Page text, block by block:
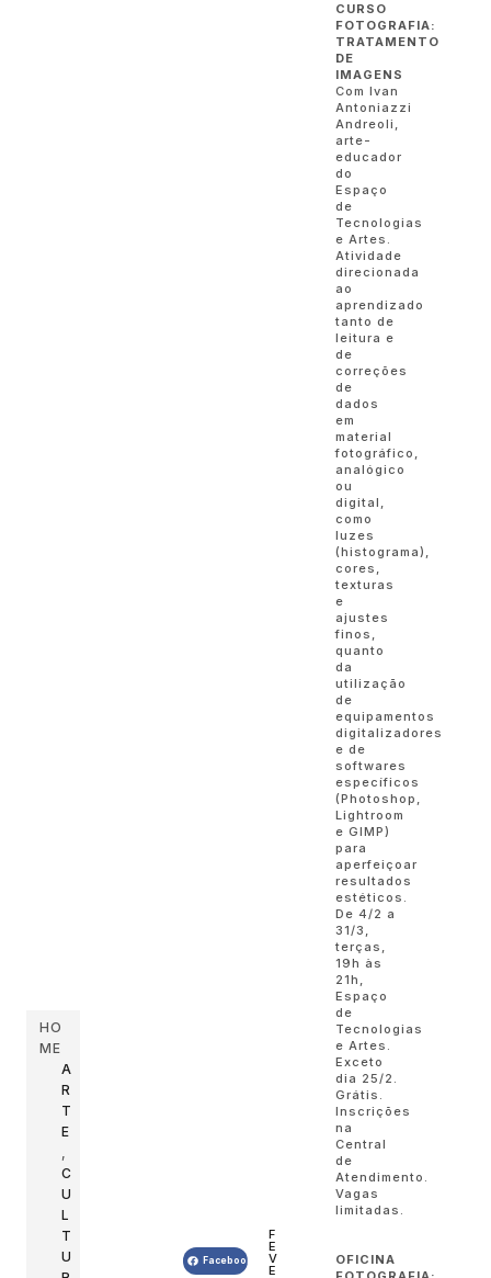
HO
ME
A
R
T
E
C
U
L
T
U
Facebook
F
E
V
E
CURSO
FOTOGRAFIA:
TRATAMENTO
DE
IMAGENS
Com Ivan
Antoniazzi
Andreoli,
arte-
educador
do
Espaço
de
Tecnologias
e Artes.
Atividade
direcionada
ao
aprendizado
tanto de
leitura e
de
correções
de
dados
em
material
fotográfico,
analógico
ou
digital,
como
luzes
(histograma),
cores,
texturas
e
ajustes
finos,
quanto
da
utilização
de
equipamentos
digitalizadores
e de
softwares
específicos
(Photoshop,
Lightroom
e GIMP)
para
aperfeiçoar
resultados
estéticos.
De 4/2 a
31/3,
terças,
19h às
21h,
Espaço
de
Tecnologias
e Artes.
Exceto
dia 25/2.
Grátis.
Inscrições
na
Central
de
Atendimento.
Vagas
limitadas.
OFICINA